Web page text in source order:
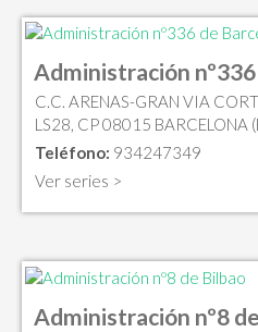
Administración
C.C. ARENAS-GRAN VIA
LS28, CP 08015 BARCELONA
Teléfono: 934247349
Ver series >
Administración nº8